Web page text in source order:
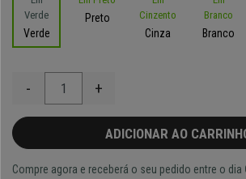
Verde
Preto
Cinza
Branco
- +
ADICIONAR AO
Compre agora e receberá o seu pedido entre o dia